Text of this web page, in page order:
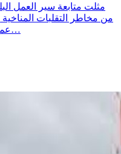
مثلت متابعة سير العمل
من مخاطر التقلبات المناخية
عمل انعقدت امس بولاية سليانة باشراف…